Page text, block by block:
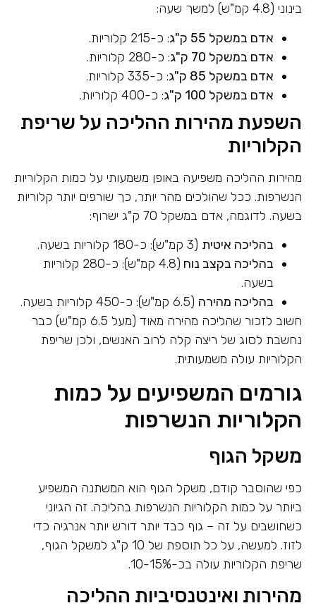
בינוני (4.8 קמ"ש) למשך שעה:
אדם במשקל 55 ק"ג
: כ-215 קלוריות.
אדם במשקל 70 ק"ג
: כ-280 קלוריות.
אדם במשקל 85 ק"ג
: כ-335 קלוריות.
אדם במשקל 100 ק"ג
: כ-400 קלוריות.
השפעת מהירות ההליכה על שריפת
הקלוריות
מהירות ההליכה משפיעה באופן משמעותי על כמות הקלוריות
הנשרפות. ככל שהולכים מהר יותר, כך שורפים יותר קלוריות
בשעה. לדוגמה, אדם במשקל 70 ק"ג ישרוף:
בהליכה איטית (3 קמ"ש): כ-180 קלוריות בשעה.
בהליכה בקצב נוח
(4.8 קמ"ש): כ-280 קלוריות
בשעה.
בהליכה מהירה (6.5 קמ"ש): כ-450 קלוריות בשעה.
חשוב לזכור שהליכה מהירה מאוד (מעל 6.5 קמ"ש) כבר
נחשבת לסוג של ריצה קלה לרוב האנשים, ולכן שריפת
הקלוריות עולה משמעותית.
גורמים המשפיעים על כמות
הקלוריות הנשרפות
משקל הגוף
כפי שהוסבר קודם, משקל הגוף הוא המשתנה המשפיע
ביותר על כמות הקלוריות הנשרפות בהליכה. זה הגיוני
כשחושבים על זה – גוף כבד יותר דורש יותר אנרגיה כדי
לזוז. למעשה, על כל תוספת של 10 ק"ג למשקל הגוף,
שריפת הקלוריות עולה בכ-10-15%.
מהירות ואינטנסיביות ההליכה